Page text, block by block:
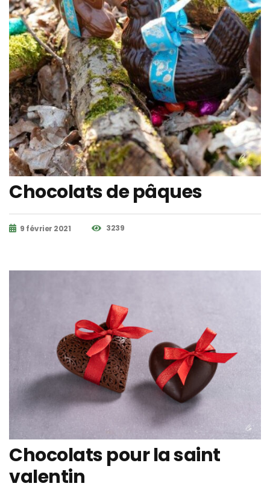
Chocolats de pâques
9 février 2021 3239
Chocolats pour la saint
valentin